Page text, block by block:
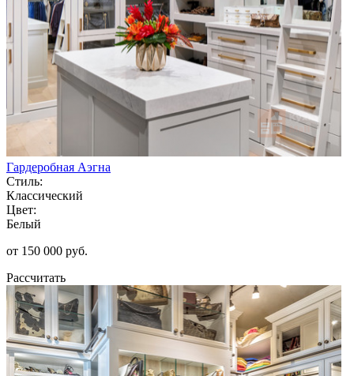
Гардеробная Аэгна
Стиль:
Классический
Цвет:
Белый
от 150 000 руб.
Рассчитать